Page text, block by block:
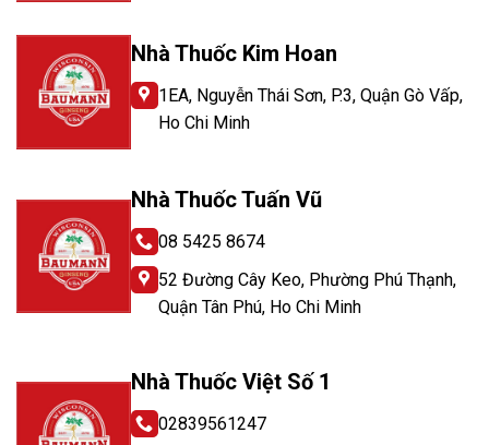
Nhà Thuốc Kim Hoan
1EA, Nguyễn Thái Sơn, P.3, Quận Gò Vấp,
Ho Chi Minh
Nhà Thuốc Tuấn Vũ
08 5425 8674
52 Đường Cây Keo, Phường Phú Thạnh,
Quận Tân Phú, Ho Chi Minh
Nhà Thuốc Việt Số 1
02839561247